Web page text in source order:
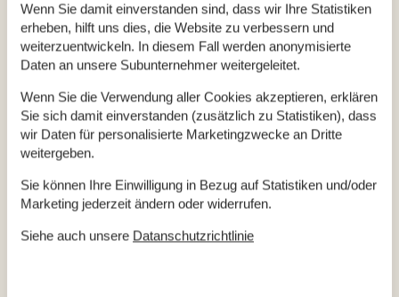
maritime Stimmung genießen und Fisch direkt vom Kutter
kaufen. Das Kattegat Center bietet den Besuchern viele Tiere
des Meeres. Eines der Highlights ist der Haitunnel, in
faszinierenden Haien getrennt sind.
Für viele Familien gehört bei einem Urlaub in Gjerrild ein
Tagesausflug ins ca. 30 Autominuten entfernte Djurs
Sommerland einfach dazu. Der Freizeitpark hinterlässt nicht
nur mit seinen vielen verschiedenen Fahrgeschäften und
Besuch im Sommerland voll auszukosten, dürfen Sie die
Wenn Sie damit einverstanden sind, dass wir Ihre Statistiken
erheben, hilft uns dies, die Website zu verbessern und
weiterzuentwickeln. In diesem Fall werden anonymisierte
Daten an unsere Subunternehmer weitergeleitet.
Wenn Sie die Verwendung aller Cookies akzeptieren, erklären
Sie sich damit einverstanden (zusätzlich zu Statistiken), dass
wir Daten für personalisierte Marketingzwecke an Dritte
weitergeben.
Sie können Ihre Einwilligung in Bezug auf Statistiken und/oder
Marketing jederzeit ändern oder widerrufen.
Siehe auch unsere Datanschutzrichtlinie